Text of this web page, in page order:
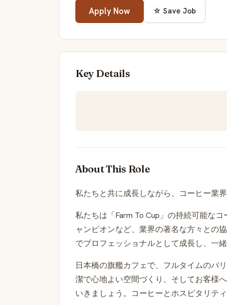
Apply Now ☆ Save Job
Key Details
About This Role
私たちと共に成長しながら、コーヒー業
私たちは「Farm To Cup」の持続可能な
ャンピオンなど、業界の著名な方々との
でプロフェッショナルとして成長し、一
日本橋の旗艦カフェで、フルタイムのバ
潔で心地よい空間づくり、そしてお客様
いきましょう。コーヒーとホスピタリテ